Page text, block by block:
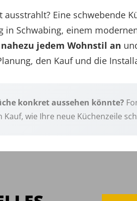
Eine schwebende
Schwabing, einem
jedem Wohnstil an
den Kauf und die
konkret aussehen könnte?
wie Ihre neue Küchenzeile